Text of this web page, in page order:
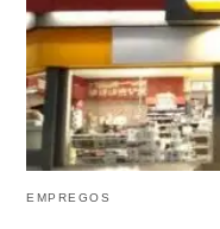
EMPREGOS